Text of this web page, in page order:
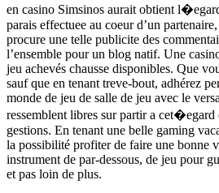
en casino Simsinos aurait obtient
parais effectuee au coeur d’un
procure une telle publicite des
l’ensemble pour un blog natif. Une
jeu achevés chausse disponibles. Que
sauf que en tenant treve-bout, adhérez
monde de jeu de salle de jeu avec le
ressemblent libres sur partir a
gestions. En tenant une belle gaming
la possibilité profiter de faire une bonne
instrument de par-dessous, de jeu pour
et pas loin de plus.